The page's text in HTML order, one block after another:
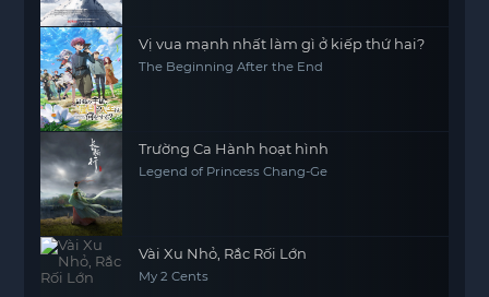
Vị vua mạnh nhất làm gì ở kiếp thứ hai?
The Beginning After the End
Trường Ca Hành hoạt hình
Legend of Princess Chang-Ge
Vài Xu Nhỏ, Rắc Rối Lớn
My 2 Cents